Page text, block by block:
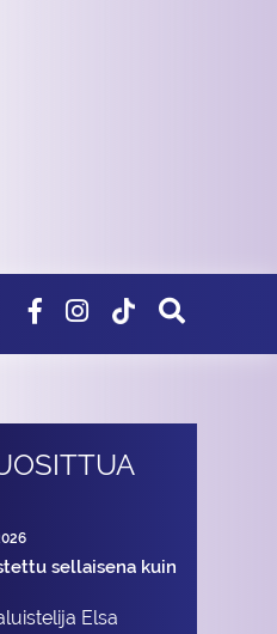
sellaisena kuin
Elsa